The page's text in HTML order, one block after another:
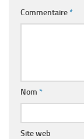
Commentaire*
Nom *
Site web